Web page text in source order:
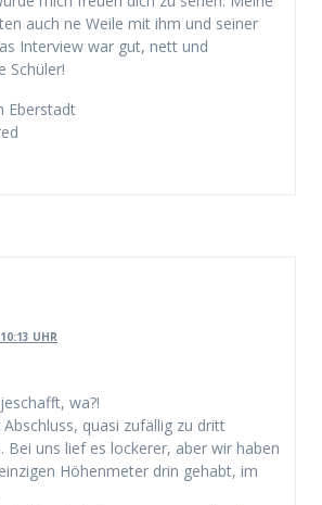
auch ne Weile mit ihm und seiner
Interview war gut, nett und
Schüler!
Eberstadt
UHR
wa?!
quasi zufällig zu dritt
Bei uns lief es lockerer, aber wir haben
Höhenmeter drin gehabt, im